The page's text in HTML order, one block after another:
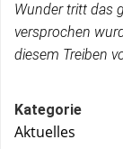
Wunder tritt das
versprochen
diesem Treiben
Kategorie
Aktuelles